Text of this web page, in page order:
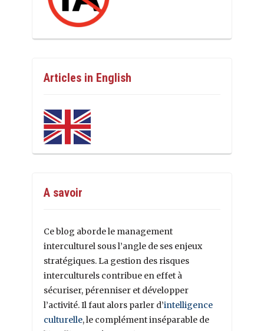
Articles in English
A savoir
Ce blog aborde le management
interculturel sous l’angle de ses enjeux
stratégiques. La gestion des risques
interculturels contribue en effet à
sécuriser, pérenniser et développer
l’activité. Il faut alors parler d’intelligence
culturelle, le complément inséparable de